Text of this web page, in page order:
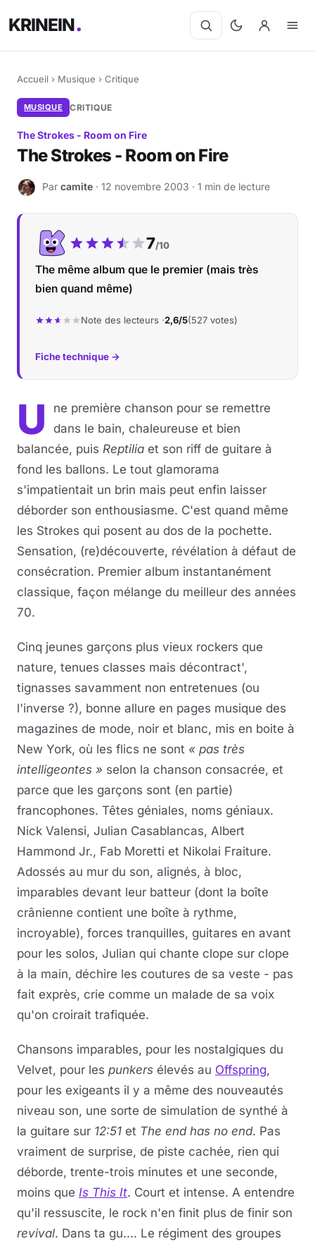
KRINEIN
Accueil › Musique › Critique
MUSIQUE CRITIQUE
The Strokes - Room on Fire
The Strokes - Room on Fire
C Par camite · 12 novembre 2003 · 1 min de lecture
Notre note :
7/10
The même album que le premier (mais très
bien quand même)
Note des lecteurs ·2,6/5(527 votes)
Fiche technique →
U
ne première chanson pour se remettre
dans le bain, chaleureuse et bien
balancée, puis Reptilia et son riff de guitare à
fond les ballons. Le tout glamorama
s'impatientait un brin mais peut enfin laisser
déborder son enthousiasme. C'est quand même
les Strokes qui posent au dos de la pochette.
Sensation, (re)découverte, révélation à défaut de
consécration. Premier album instantanément
classique, façon mélange du meilleur des années
70.
Cinq jeunes garçons plus vieux rockers que
nature, tenues classes mais décontract',
tignasses savamment non entretenues (ou
l'inverse ?), bonne allure en pages musique des
magazines de mode, noir et blanc, mis en boite à
New York, où les flics ne sont « pas très
intelligeontes » selon la chanson consacrée, et
parce que les garçons sont (en partie)
francophones. Têtes géniales, noms géniaux.
Nick Valensi, Julian Casablancas, Albert
Hammond Jr., Fab Moretti et Nikolai Fraiture.
Adossés au mur du son, alignés, à bloc,
imparables devant leur batteur (dont la boîte
crânienne contient une boîte à rythme,
incroyable), forces tranquilles, guitares en avant
pour les solos, Julian qui chante clope sur clope
à la main, déchire les coutures de sa veste - pas
fait exprès, crie comme un malade de sa voix
qu'on croirait trafiquée.
Chansons imparables, pour les nostalgiques du
Velvet, pour les punkers élevés au Offspring,
pour les exigeants il y a même des nouveautés
niveau son, une sorte de simulation de synthé à
la guitare sur 12:51 et The end has no end. Pas
vraiment de surprise, de piste cachée, rien qui
déborde, trente-trois minutes et une seconde,
moins que Is This It. Court et intense. A entendre
qu'il ressuscite, le rock n'en finit plus de finir son
revival. Dans ta gu.... Le régiment des groupes